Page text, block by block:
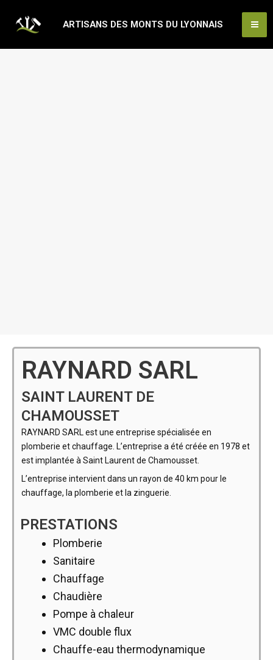
ARTISANS DES MONTS DU LYONNAIS
RAYNARD SARL
SAINT LAURENT DE
CHAMOUSSET
RAYNARD SARL est une entreprise spécialisée en
plomberie et chauffage. L’entreprise a été créée en 1978 et
est implantée à Saint Laurent de Chamousset.
L’entreprise intervient dans un rayon de 40 km pour le
chauffage, la plomberie et la zinguerie.
PRESTATIONS
Plomberie
Sanitaire
Chauffage
Chaudière
Pompe à chaleur
VMC double flux
Chauffe-eau thermodynamique